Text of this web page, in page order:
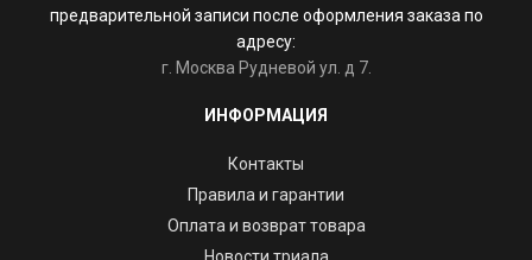
предварительной записи после оформления заказа по
адресу:
г. Москва Рудневой ул. д 7.
ИНФОРМАЦИЯ
Контакты
Правила и гарантии
Оплата и возврат товара